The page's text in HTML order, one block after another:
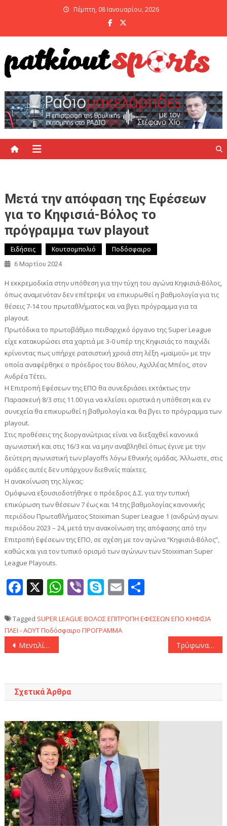
Πέμπτη, 08 Ιανουαρίου, 2026
Μετά την απόφαση της Εφέσεων
για το Κηφισιά-Βόλος το
πρόγραμμα των playout
Ειδήσεις Κουτσομπολιό Ποδόσφαιρο
6 Μαρτίου 2024
Η εκκρεμοδικία στην υπόθεση για την τύχη του αγώνα Κηφισιά-Βόλος,
όπως αναμενόταν δεν επέτρεψε να επικυρωθεί η βαθμολογία για τις
θέσεις 7-14 του πρωταθλήματος και να βγει πρόγραμμα για τα
playout.
Πρωτόδικα το πρωτοβάθμιο πειθαρχικό όργανο της Super League
είχε κατακυρώσει στα χαρτιά με 3-0 υπέρ της Κηφισιάς το παιχνίδι
κρίνοντας πως υπήρχε ρατσιστική χροιά στη λέξη «μαϊμού» με την
οποία αναφέρθηκε ο πρόεδρος του Βόλου, Αχιλλέας Μπέος, στον
Ανδρέα Τέτει.
Η Επιτροπή Εφέσεων της ΕΠΟ θα συνεδριάσει εκτάκτως την
Παρασκευή 8/3 στις 11.00 για να κλείσει οριστικά η υπόθεση και εν
συνεχεία θα επικυρωθεί η βαθμολογία και θα βγει το πρόγραμμα των
playout.
Στις προθέσεις της διοργανώτριας είναι να διεξαχθεί κανονικά
αγωνιστική και στις 16/3 και να μην αναβληθεί όπως έγινε με την
δεύτερη αγωνιστική των playoffs λόγω Εθνικής ομάδας. Άλλωστε, στις
ομάδες αυτές δεν υπάρχουν διεθνείς παίκτες.
H ανακοίνωση της λίγκας:
Ομόφωνα εξουσιοδοτήθηκε ο πρόεδρος Δ.Σ. για την τυπική
επικύρωση των θέσεων 7 έως και 14 της βαθμολογίας κανονικής
περιόδου Πρωταθλήματος Stoiximan Super League 1 (ανδρών) αγων.
περιόδου 2023 – 24, μετά την ανακοίνωση της απόφασης από την
Επιτροπή Εφέσεων της ΕΠΟ, σε σχέση με τον αγώνα “Κηφισιά-Βόλος”,
καθώς και για τον τυπικό ορισμό των αγώνων των Stoiximan Super
League Playouts.
Facebook
X WhatsApp
ViberSkype
Email
Tagged SUPER LEAGUE ΒΟΛΟΣΕΠΙΤΡΟΠΗ ΕΦΕΣΕΩΝ ΕΠΟ ΚΗΦΙΣΙΑ
ΠΛΕΙ - ΑΟΥΤΠοδόσφαιρο ΠΡΟΓΡΑΜΜΑ
Πλοήγηση
Μεντιλίμπαρ: «Θέλουμε δύο καλά αποτελέσματα, έχω αποφασίσει πως θα παίξουμε» Τρύφωνας Σαμαράς: “Έκοψα την πιπίλα μετά τα 12 μου χρόνια”
Σχετικά Άρθρα